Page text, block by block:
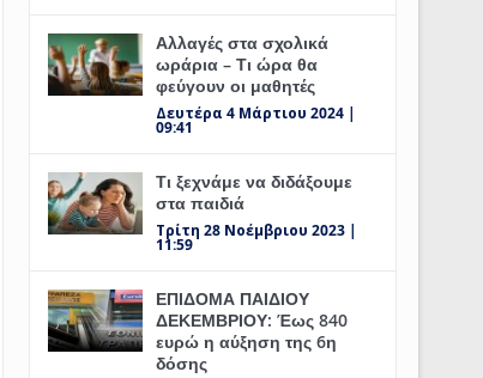
Αλλαγές στα σχολικά
ωράρια – Τι ώρα θα
φεύγουν οι μαθητές
Δευτέρα 4 Μάρτιου 2024 |
09:41
Τι ξεχνάμε να διδάξουμε
στα παιδιά
Τρίτη 28 Νοέμβριου 2023 |
11:59
ΕΠΙΔΟΜΑ ΠΑΙΔΙΟΥ
ΔΕΚΕΜΒΡΙΟΥ: Έως 840
ευρώ η αύξηση της 6η
δόσης